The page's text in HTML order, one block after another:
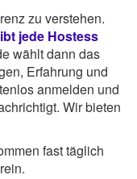
zu verstehen.
jede Hostess
wählt dann das
Erfahrung und
anmelden und
Wir bieten
fast täglich